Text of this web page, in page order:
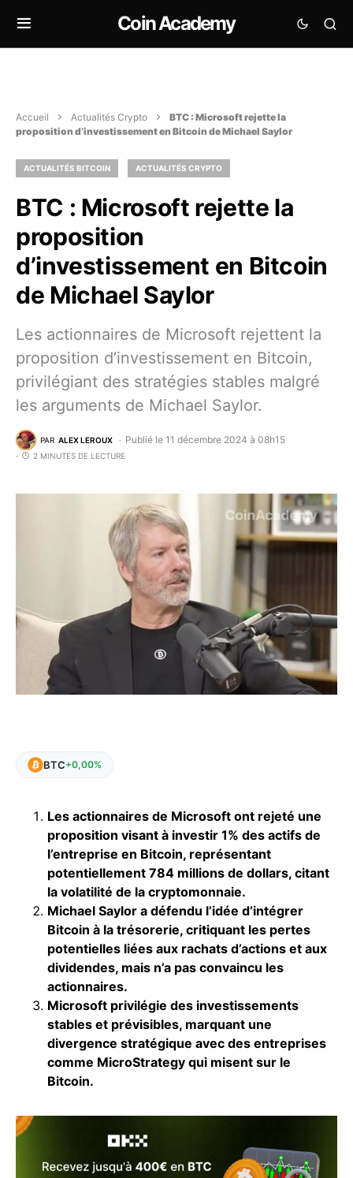
Coin Academy
Accueil Actualités Crypto
BTC : Microsoft rejette la
proposition d’investissement en Bitcoin de Michael Saylor
ACTUALITÉS BITCOIN ACTUALITÉS CRYPTO
BTC : Microsoft rejette la
proposition
d’investissement en Bitcoin
de Michael Saylor
Les actionnaires de Microsoft rejettent la
proposition d’investissement en Bitcoin,
privilégiant des stratégies stables malgré
les arguments de Michael Saylor.
PAR ALEX LEROUX Publié le 11 décembre 2024 à 08h15
2 MINUTES DE LECTURE
BTC+0,00%
Les actionnaires de Microsoft ont rejeté une
proposition visant à investir 1% des actifs de
l’entreprise en Bitcoin, représentant
potentiellement 784 millions de dollars, citant
la volatilité de la cryptomonnaie.
Michael Saylor a défendu l’idée d’intégrer
Bitcoin à la trésorerie, critiquant les pertes
potentielles liées aux rachats d’actions et aux
dividendes, mais n’a pas convaincu les
actionnaires.
Microsoft privilégie des investissements
stables et prévisibles, marquant une
divergence stratégique avec des entreprises
comme MicroStrategy qui misent sur le
Bitcoin.